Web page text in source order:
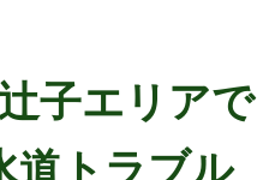
子エリアで
道トラブル